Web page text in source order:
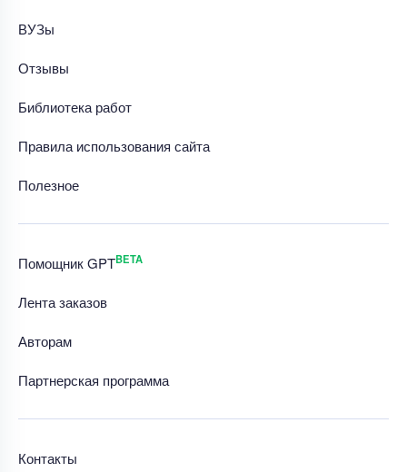
ВУЗы
Отзывы
Библиотека работ
Правила использования сайта
Полезное
Помощник GPTBETA
Лента заказов
Авторам
Партнерская программа
Контакты